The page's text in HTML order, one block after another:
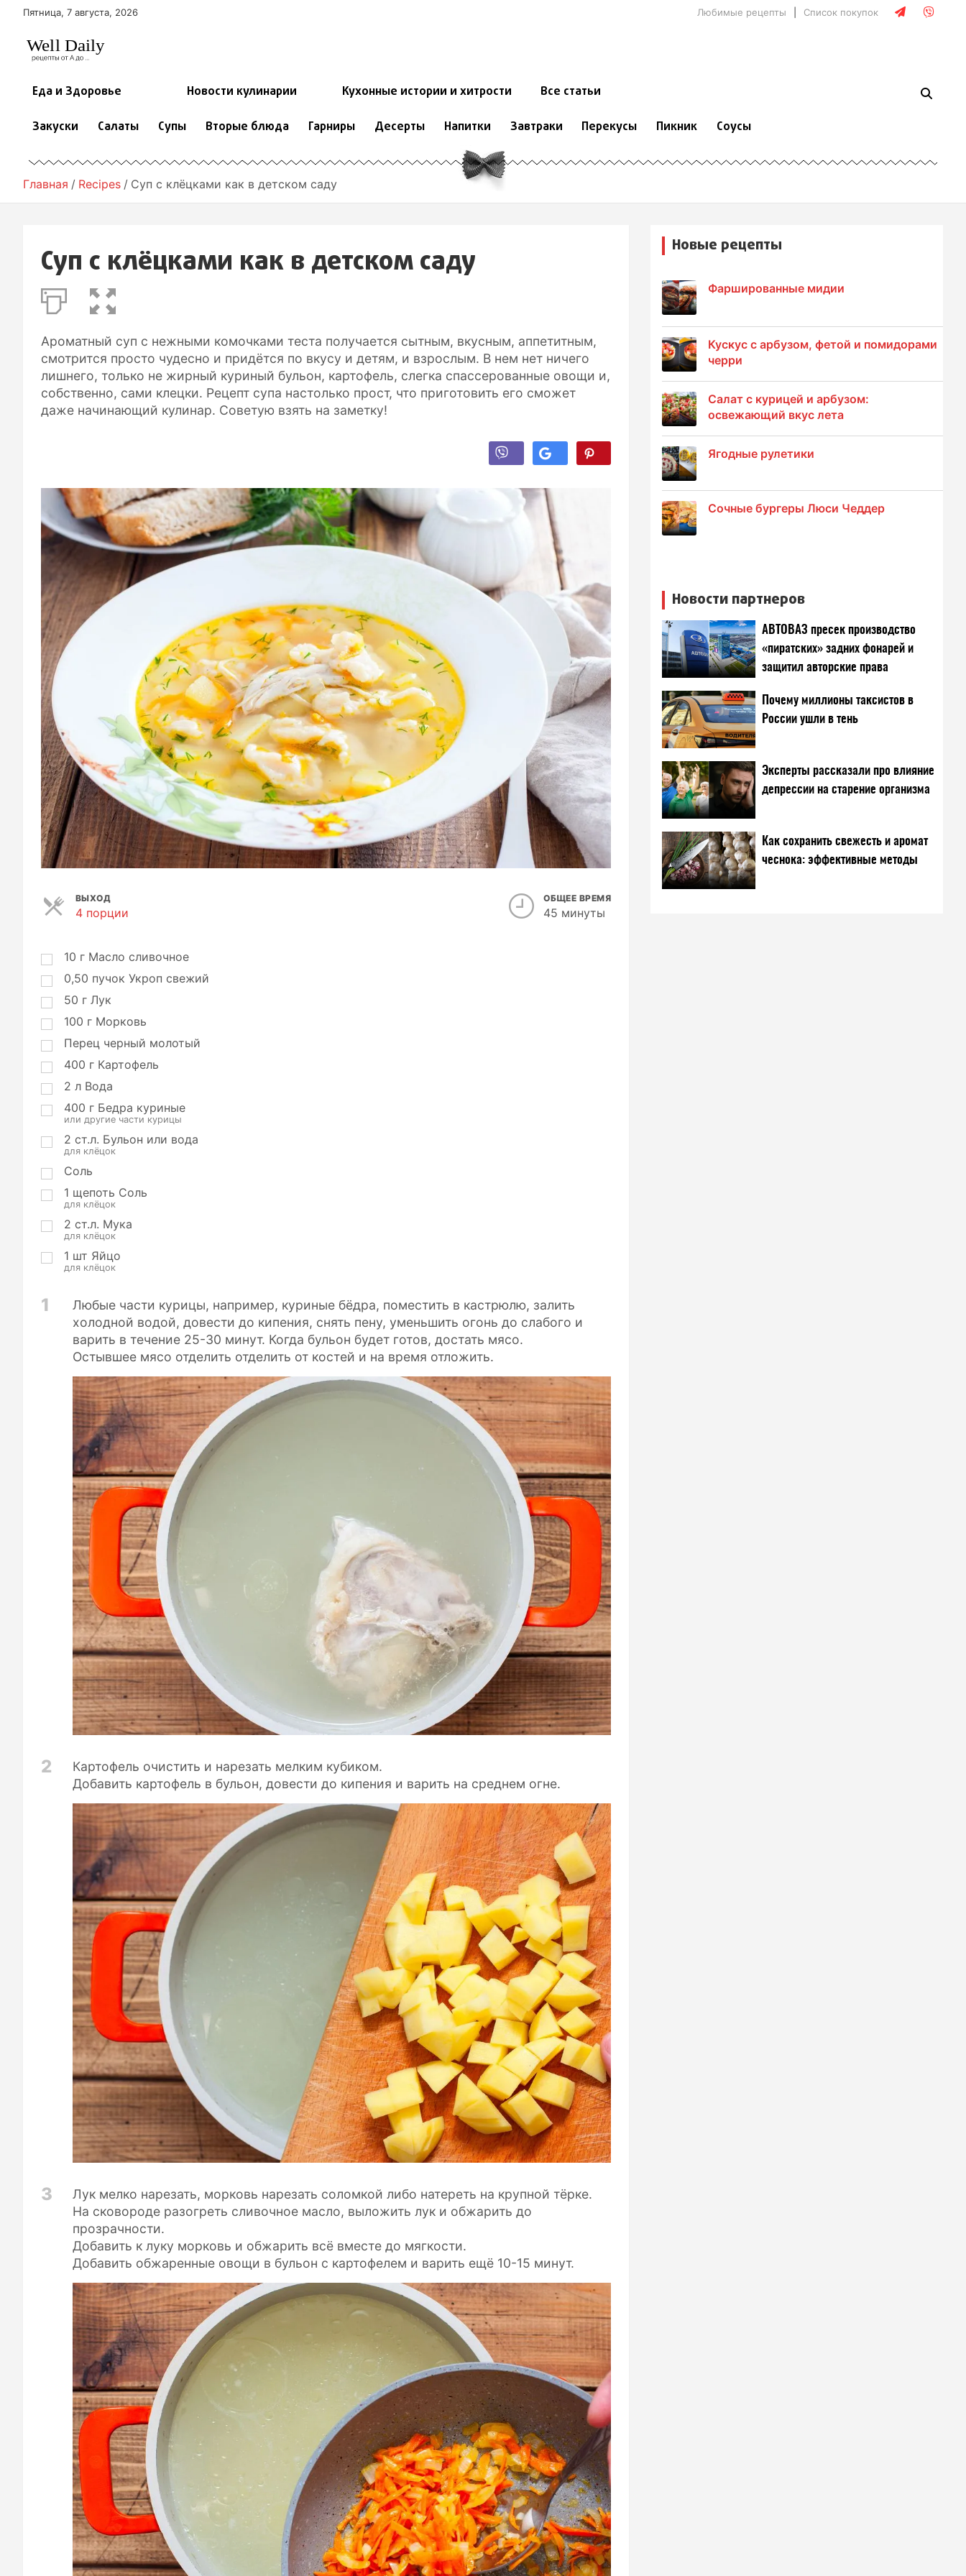
Пятница, 7 августа, 2026 Любимые рецепты Список покупок
Еда и Здоровье Новости кулинарии Кухонные истории и хитрости Все статьи
Закуски Салаты Супы Вторые блюда Гарниры Десерты Напитки Завтраки Перекусы Пикник Соусы
Главная Recipes Суп с клёцками как в детском саду
Суп с клёцками как в детском саду
Ароматный суп с нежными комочками теста получается сытным, вкусным, аппетитным,
смотрится просто чудесно и придётся по вкусу и детям, и взрослым. В нем нет ничего
лишнего, только не жирный куриный бульон, картофель, слегка спассерованные овощи и,
собственно, сами клецки. Рецепт супа настолько прост, что приготовить его сможет
даже начинающий кулинар. Советую взять на заметку!
ВЫХОД
4 порции
ц
и
и
ОБЩЕЕ ВРЕМЯ
45 минуты
10 г Масло сливочное
0,50 пучок Укроп свежий
50 г Лук
100 г Морковь
Перец черный молотый
400 г Картофель
2 л Вода
400 г Бедра куриные
или другие части курицы
2 ст.л. Бульон или вода
для клёцок
Соль
1 щепоть Соль
для клёцок
2 ст.л. Мука
для клёцок
1 шт Яйцо
для клёцок
1
Любые части курицы, например, куриные бёдра, поместить в кастрюлю, залить
холодной водой, довести до кипения, снять пену, уменьшить огонь до слабого и
варить в течение 25-30 минут. Когда бульон будет готов, достать мясо.
Остывшее мясо отделить отделить от костей и на время отложить.
2
Картофель очистить и нарезать мелким кубиком.
Добавить картофель в бульон, довести до кипения и варить на среднем огне.
3
Лук мелко нарезать, морковь нарезать соломкой либо натереть на крупной тёрке.
На сковороде разогреть сливочное масло, выложить лук и обжарить до
прозрачности.
Добавить к луку морковь и обжарить всё вместе до мягкости.
Добавить обжаренные овощи в бульон с картофелем и варить ещё 10-15 минут.
Новые рецепты
Фаршированные мидии
Кускус с арбузом, фетой и помидорами
черри
Салат с курицей и арбузом:
освежающий вкус лета
Ягодные рулетики
Сочные бургеры Люси Чеддер
Новости партнеров
АВТОВАЗ пресек производство
«пиратских» задних фонарей и
защитил авторские права
Почему миллионы таксистов в
России ушли в тень
Эксперты рассказали про влияние
депрессии на старение организма
Как сохранить свежесть и аромат
чеснока: эффективные методы